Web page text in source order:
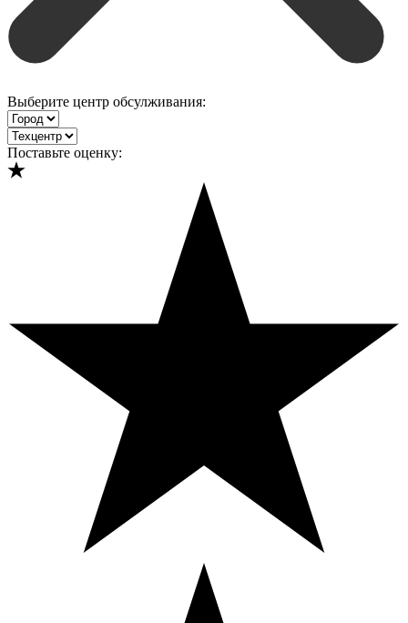
Выберите центр обсулживания:
Поставьте оценку: